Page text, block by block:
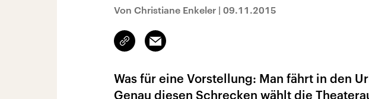
Von Christiane Enkeler | 09.11.2015
Link
kopieren/teilen
Email
Was für eine Vorstellung: Man fährt in den
Genau diesen Schrecken wählt die